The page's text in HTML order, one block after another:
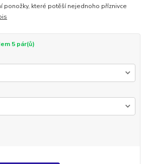
ponožky, které potěší nejednoho příznivce
5 pár(ů)